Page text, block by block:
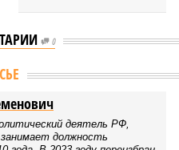
0
от уже сданного
Л» продолжают ждать от
достройки
для дольщиков